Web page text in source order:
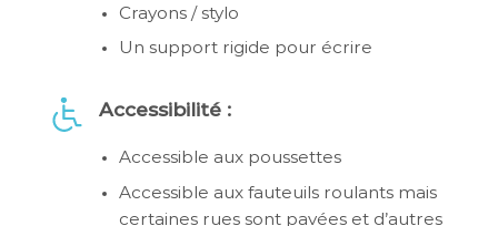
Crayons / stylo
Un support rigide pour écrire
Accessibilité :
Accessible aux poussettes
Accessible aux fauteuils roulants mais
certaines rues sont pavées et d’autres